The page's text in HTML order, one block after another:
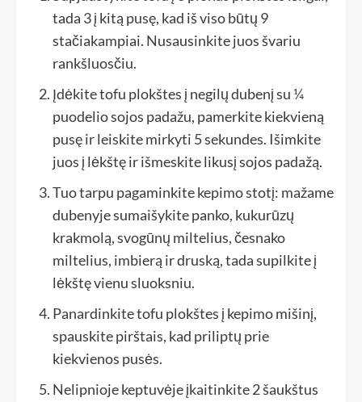
tada 3 į kitą pusę, kad iš viso būtų 9
stačiakampiai. Nusausinkite juos švariu
rankšluosčiu.
Įdėkite tofu plokštes į negilų dubenį su ¼
puodelio sojos padažu, pamerkite kiekvieną
pusę ir leiskite mirkyti 5 sekundes. Išimkite
juos į lėkštę ir išmeskite likusį sojos padažą.
Tuo tarpu pagaminkite kepimo stotį: mažame
dubenyje sumaišykite panko, kukurūzų
krakmolą, svogūnų miltelius, česnako
miltelius, imbierą ir druską, tada supilkite į
lėkštę vienu sluoksniu.
Panardinkite tofu plokštes į kepimo mišinį,
spauskite pirštais, kad priliptų prie
kiekvienos pusės.
Nelipnioje keptuvėje įkaitinkite 2 šaukštus